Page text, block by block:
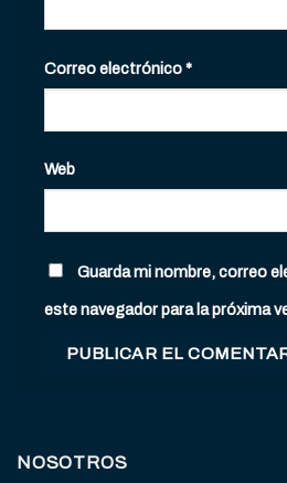
Correo electrónico*
Web
Guarda mi nombre, correo
este navegador para la próxima
NOSOTROS